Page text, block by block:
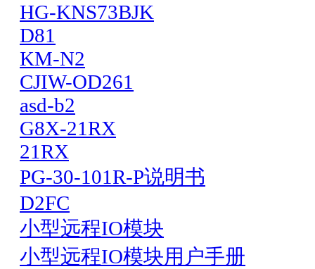
HG-KNS73BJK
D81
KM-N2
CJIW-OD261
asd-b2
G8X-21RX
21RX
PG-30-101R-P说明书
D2FC
小型远程IO模块
小型远程IO模块用户手册